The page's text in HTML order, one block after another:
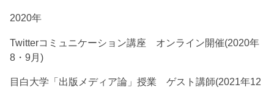
2020年
Twitterコミュニケーション講座 オンライン開催(2020年
8・9月)
目白大学「出版メディア論」授業 ゲスト講師(2021年12